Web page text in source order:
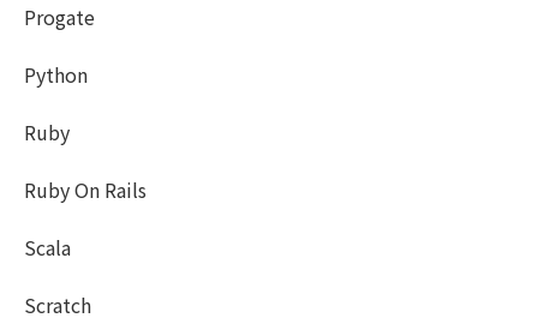
Progate
Python
Ruby
Ruby On Rails
Scala
Scratch